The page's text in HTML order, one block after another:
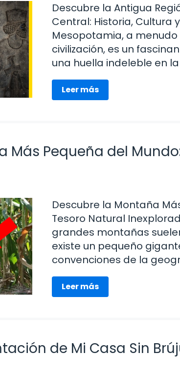
Descubre la Antigua
Central: Historia, Cultura
Mesopotamia, a
civilización, es un
una huella indeleble en
Leer más
Más Pequeña del
Descubre la Montaña
Tesoro Natural
grandes montañas
existe un pequeño
convenciones de la
Leer más
de Mi Casa Sin